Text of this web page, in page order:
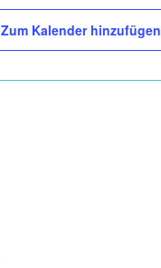
Zum Kalender hinzufügen